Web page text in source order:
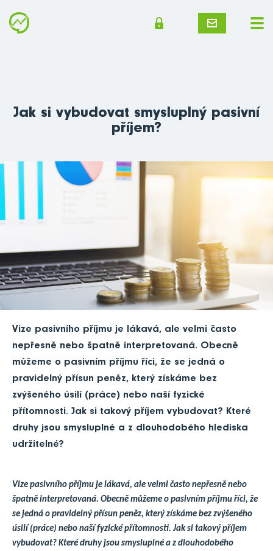
Jak si vybudovat smysluplný pasivní
příjem?
Vize pasivního příjmu je lákavá, ale velmi často
nepřesně nebo špatně interpretovaná. Obecně
můžeme o pasivním příjmu říci, že se jedná o
pravidelný přísun peněz, který získáme bez
zvýšeného úsilí (práce) nebo naší fyzické
přítomnosti. Jak si takový příjem vybudovat? Které
druhy jsou smysluplné a z dlouhodobého hlediska
udržitelné?
Vize pasivního příjmu je lákavá, ale velmi často nepřesně nebo
špatně interpretovaná. Obecně můžeme o pasivním příjmu říci, že
se jedná o pravidelný přísun peněz, který získáme bez zvýšeného
úsilí (práce) nebo naší fyzické přítomnosti. Jak si takový příjem
vybudovat? Které druhy jsou smysluplné a z dlouhodobého